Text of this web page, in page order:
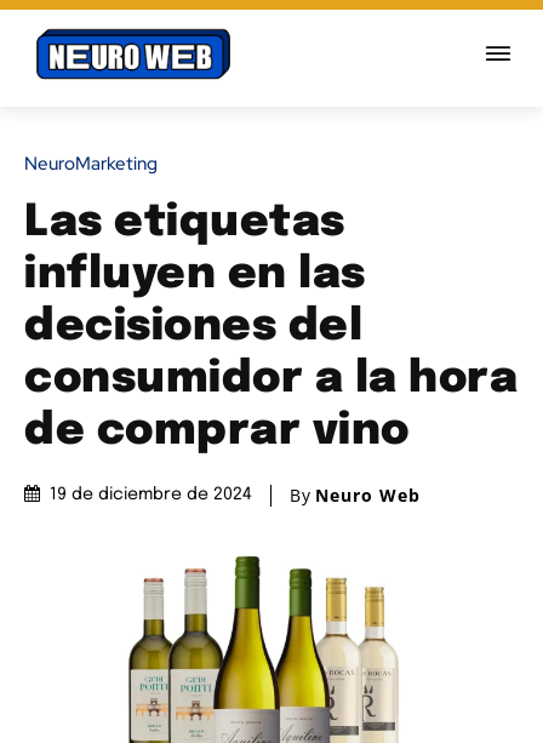
NeuroMarketing
Las etiquetas
influyen en las
decisiones del
consumidor a la hora
de comprar vino
19 de diciembre de 2024 By Neuro Web